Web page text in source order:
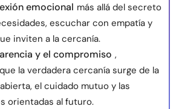
emocional más allá del secreto
escuchar con empatía y
inviten a la cercanía.
y el compromiso ,
la verdadera cercanía surge de la
el cuidado mutuo y las
orientadas al futuro.